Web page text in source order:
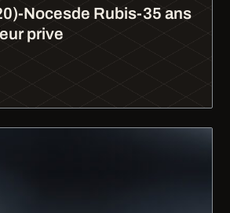
Nocesde Rubis-35 ans
prive